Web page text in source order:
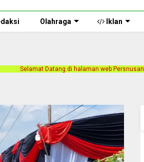
Olahraga Iklan
halaman web Persnusantara.com. Kami merilis